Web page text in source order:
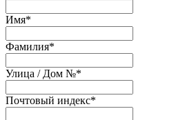
Имя*
Фамилия*
Улица / Дом №*
Почтовый индекс*